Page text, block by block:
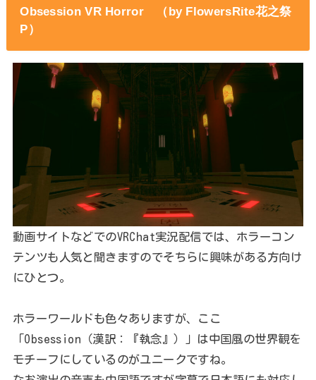
Obsession VR Horror （by FlowersRite花之祭
P）
動画サイトなどでのVRChat実況配信では、ホラーコン
テンツも人気と聞きますのでそちらに興味がある方向け
にひとつ。
ホラーワールドも色々ありますが、ここ
「Obsession（漢訳：『執念』）」は中国風の世界観を
モチーフにしているのがユニークですね。